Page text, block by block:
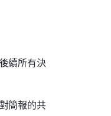
續所有決
簡報的共